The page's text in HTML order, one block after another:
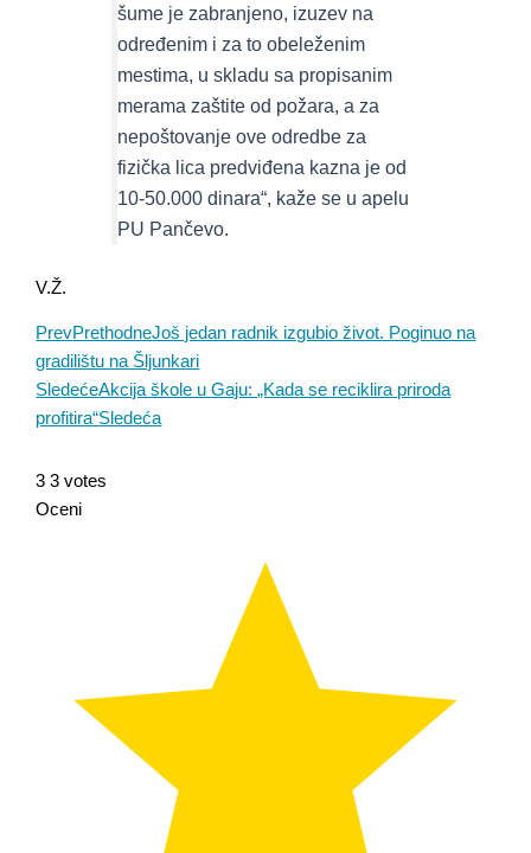
šume je zabranjeno, izuzev na
određenim i za to obeleženim
mestima, u skladu sa propisanim
merama zaštite od požara, a za
nepoštovanje ove odredbe za
fizička lica predviđena kazna je od
10-50.000 dinara“, kaže se u apelu
PU Pančevo.
V.Ž.
PrevPrethodneJoš jedan radnik izgubio život. Poginuo na
gradilištu na Šljunkari
SledećeAkcija škole u Gaju: „Kada se reciklira priroda
profitira“Sledeća
3 3 votes
Oceni